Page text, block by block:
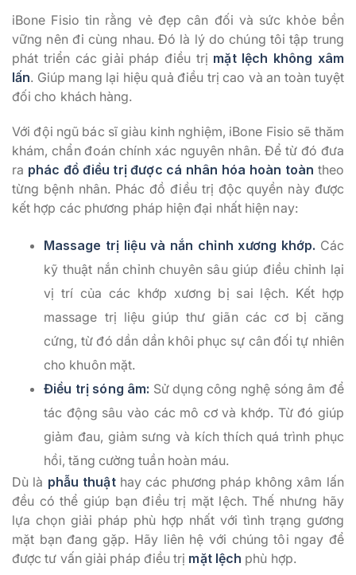
iBone Fisio tin rằng vẻ đẹp cân đối và sức khỏe bền
vững nên đi cùng nhau. Đó là lý do chúng tôi tập trung
phát triển các giải pháp điều trị mặt lệch không xâm
lấn. Giúp mang lại hiệu quả điều trị cao và an toàn tuyệt
đối cho khách hàng.
Với đội ngũ bác sĩ giàu kinh nghiệm, iBone Fisio sẽ thăm
khám, chẩn đoán chính xác nguyên nhân. Để từ đó đưa
ra phác đồ điều trị được cá nhân hóa hoàn toàn theo
từng bệnh nhân. Phác đồ điều trị độc quyền này được
kết hợp các phương pháp hiện đại nhất hiện nay:
Massage trị liệu và nắn chỉnh xương khớp. Các
kỹ thuật nắn chỉnh chuyên sâu giúp điều chỉnh lại
vị trí của các khớp xương bị sai lệch. Kết hợp
massage trị liệu giúp thư giãn các cơ bị căng
cứng, từ đó dần dần khôi phục sự cân đối tự nhiên
cho khuôn mặt.
Điều trị sóng âm: Sử dụng công nghệ sóng âm để
tác động sâu vào các mô cơ và khớp. Từ đó giúp
giảm đau, giảm sưng và kích thích quá trình phục
hồi, tăng cường tuần hoàn máu.
Dù là phẫu thuậthay các phương pháp không xâm lấn
đều có thể giúp bạn điều trị mặt lệch. Thế nhưng hãy
lựa chọn giải pháp phù hợp nhất với tình trạng gương
mặt bạn đang gặp. Hãy liên hệ với chúng tôi ngay để
được tư vấn giải pháp điều trị mặt lệch phù hợp.